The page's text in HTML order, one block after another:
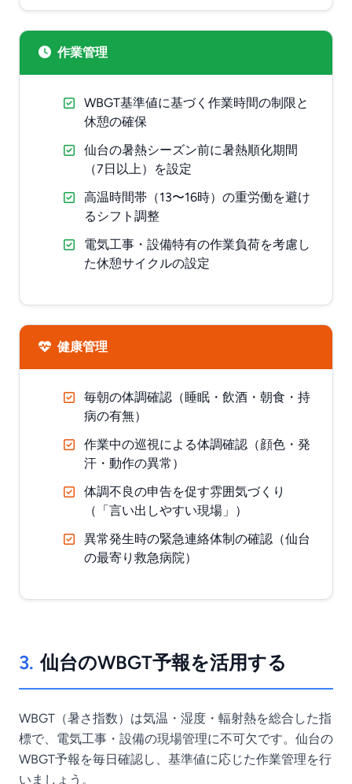
作業管理
WBGT基準値に基づく作業時間の制限と
休憩の確保
仙台の暑熱シーズン前に暑熱順化期間
（7日以上）を設定
高温時間帯（13〜16時）の重労働を避け
るシフト調整
電気工事・設備特有の作業負荷を考慮し
た休憩サイクルの設定
健康管理
毎朝の体調確認（睡眠・飲酒・朝食・持
病の有無）
作業中の巡視による体調確認（顔色・発
汗・動作の異常）
体調不良の申告を促す雰囲気づくり
（「言い出しやすい現場」）
異常発生時の緊急連絡体制の確認（仙台
の最寄り救急病院）
3. 仙台のWBGT予報を活用する
WBGT（暑さ指数）は気温・湿度・輻射熱を総合した指
標で、電気工事・設備の現場管理に不可欠です。仙台の
WBGT予報を毎日確認し、基準値に応じた作業管理を行
いましょう。